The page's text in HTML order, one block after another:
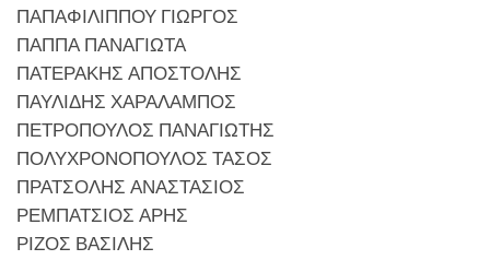
ΠΑΠΑΦΙΛΙΠΠΟΥ ΓΙΩΡΓΟΣ
ΠΑΠΠΑ ΠΑΝΑΓΙΩΤΑ
ΠΑΤΕΡΑΚΗΣ ΑΠΟΣΤΟΛΗΣ
ΠΑΥΛΙΔΗΣ ΧΑΡΑΛΑΜΠΟΣ
ΠΕΤΡΟΠΟΥΛΟΣ ΠΑΝΑΓΙΩΤΗΣ
ΠΟΛΥΧΡΟΝΟΠΟΥΛΟΣ ΤΑΣΟΣ
ΠΡΑΤΣΟΛΗΣ ΑΝΑΣΤΑΣΙΟΣ
ΡΕΜΠΑΤΣΙΟΣ ΑΡΗΣ
ΡΙΖΟΣ ΒΑΣΙΛΗΣ